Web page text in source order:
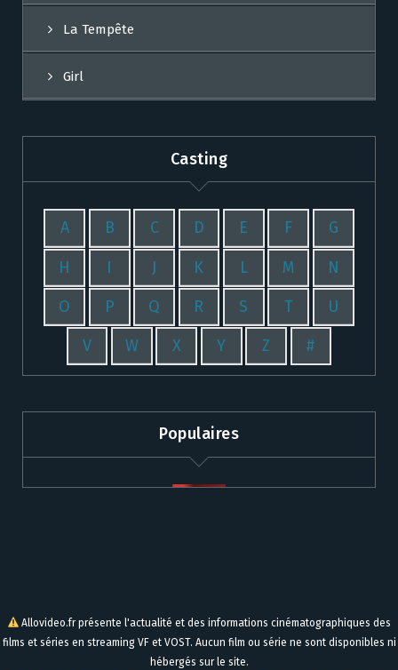
La Tempête
Girl
Casting
A B C D E F G
H I J K L M N
O P Q R S T U
V W X Y Z #
Populaires
Allovideo.fr présente l'actualité et des informations cinématographiques des
films et séries en streaming VF et VOST. Aucun film ou série ne sont disponibles ni
hébergés sur le site.